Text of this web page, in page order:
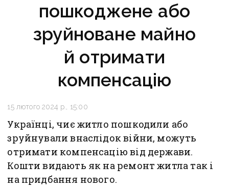
пошкоджене або
зруйноване майно
й отримати
компенсацію
15 лютого 2024 р., 15:00
Українці, чиє житло пошкодили або
зруйнували внаслідок війни, можуть
отримати компенсацію від держави.
Кошти видають як на ремонт житла так і
на придбання нового.